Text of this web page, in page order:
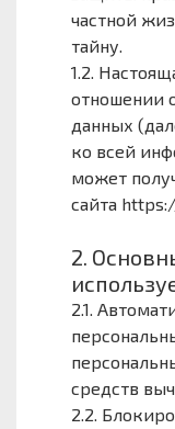
частной
тайну.
1.2.
отношении
данных
ко всей
может
сайта
2.
2.1.
средств
2.2.